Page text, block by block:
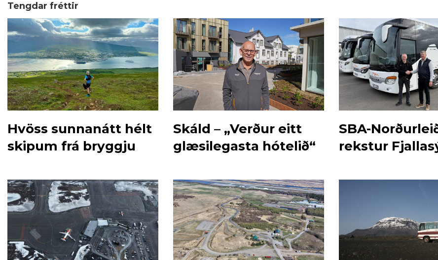
Tengdar fréttir
Hvöss sunnanátt hélt
skipum frá bryggju
Skáld – „Verður eitt
glæsilegasta hótelið“
SBA-
rekstur